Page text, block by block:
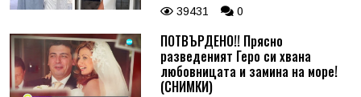
39431 0
ПОТВЪРДЕНО!! Прясно
разведеният Геро си хвана
любовницата и замина на море!
(СНИМКИ)